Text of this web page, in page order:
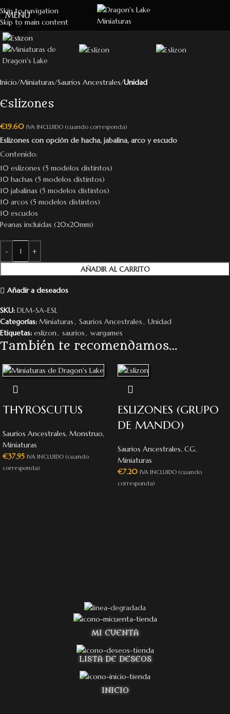
Skip to navigation
Skip to main content
MENU
Click to enlarge
Inicio Miniaturas Saurios Ancestrales Unidad
Eslizones
€19.60 IVA INCLUIDO (cuando corresponda)
Eslizones con opción de hacha, jabalina, arco y escudo
Contenido:
10 eslizones (5 modelos distintos)
10 hachas (5 modelos distintos)
10 jabalinas (5 modelos distintos)
10 arcos (5 modelos distintos)
10 escudos
Peanas incluidas (20x20mm)
AÑADIR AL CARRITO
Añadir a deseados
SKU: DLM-SA-ESL
Categorías: Miniaturas , Saurios Ancestrales , Unidad
Etiquetas: eslizon , saurios , wargames
También te recomendamos…
THYROSCUTUS
Saurios Ancestrales, Monstruo,
Miniaturas
€37.95 IVA INCLUIDO (cuando
corresponda)
ESLIZONES (GRUPO
DE MANDO)
Saurios Ancestrales, CG,
Miniaturas
€7.20 IVA INCLUIDO (cuando
corresponda)
MI CUENTA
LISTA DE DESEOS
INICIO